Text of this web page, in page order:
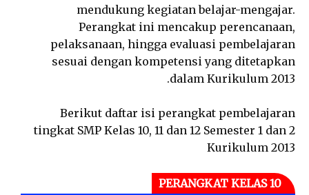
mendukung kegiatan belajar-mengajar.
Perangkat ini mencakup perencanaan,
pelaksanaan, hingga evaluasi pembelajaran
sesuai dengan kompetensi yang ditetapkan
dalam Kurikulum 2013.
Berikut daftar isi perangkat pembelajaran
tingkat SMP Kelas 10, 11 dan 12 Semester 1 dan 2
Kurikulum 2013
PERANGKAT KELAS 10